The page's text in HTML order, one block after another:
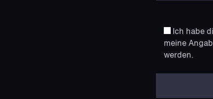
Ich habe
meine
werden.